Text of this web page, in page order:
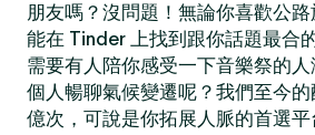
朋友嗎？沒問題！無論你喜歡公
能在 Tinder 上找到跟你話題最合的
需要有人陪你感受一下音樂祭的
個人暢聊氣候變遷呢？我們至今
億次，可說是你拓展人脈的首選平